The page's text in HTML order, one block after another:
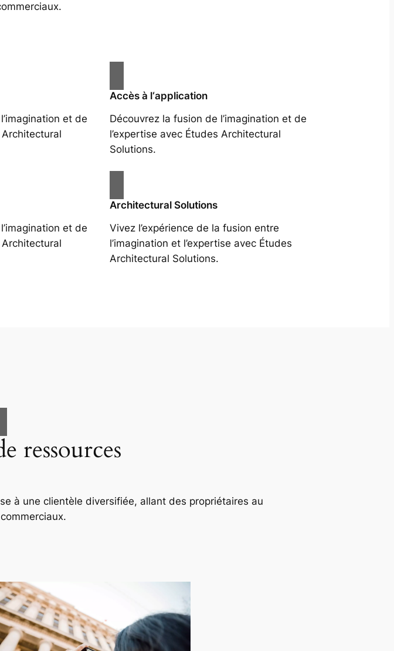
et de
Architectural
Accès à l‘application
Découvrez la fusion de l’imagination et de
l’expertise avec Études Architectural
Solutions.
et de
Architectural
Architectural Solutions
Vivez l’expérience de la fusion entre
l’imagination et l’expertise avec Études
Architectural Solutions.
ressources
à une clientèle diversifiée, allant des propriétaires au